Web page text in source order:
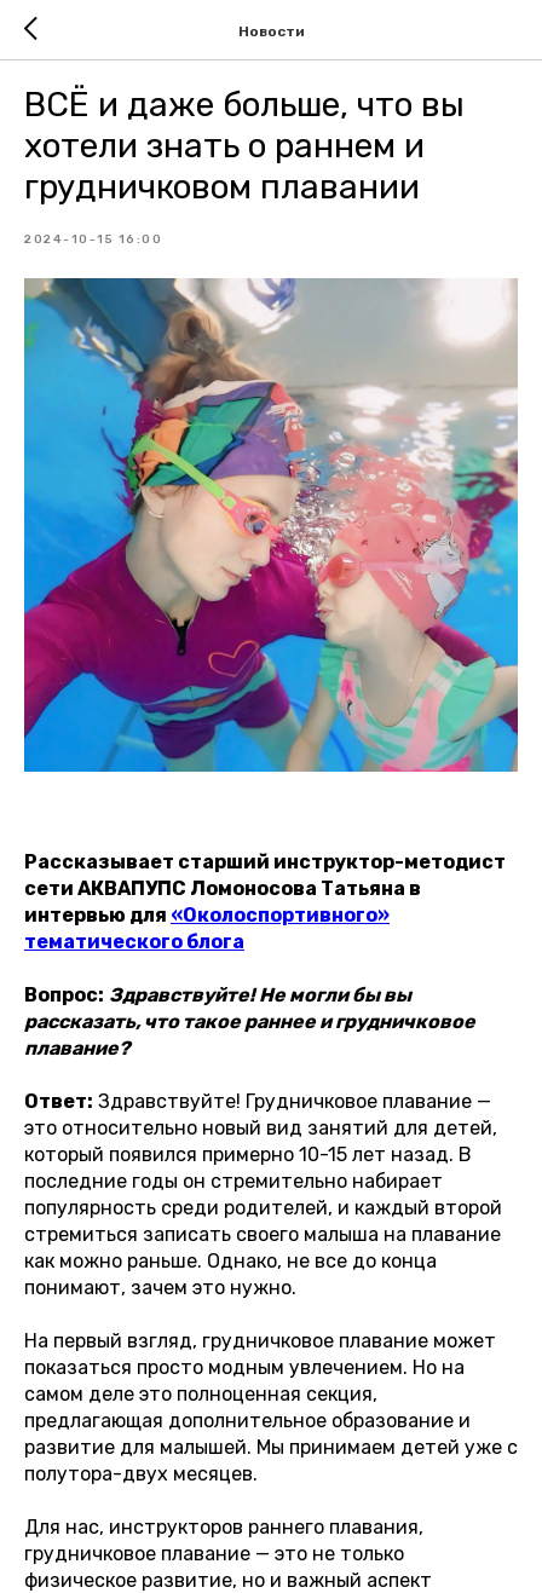
Новости
ВСЁ и даже больше, что вы
хотели знать о раннем и
грудничковом плавании
2024-10-15 16:00
Рассказывает старший инструктор-методист
сети АКВАПУПС Ломоносова Татьяна в
интервью для «Околоспортивного»
тематического блога
Вопрос: Здравствуйте! Не могли бы вы
рассказать, что такое раннее и грудничковое
плавание?
Ответ: Здравствуйте! Грудничковое плавание —
это относительно новый вид занятий для детей,
который появился примерно 10-15 лет назад. В
последние годы он стремительно набирает
популярность среди родителей, и каждый второй
стремиться записать своего малыша на плавание
как можно раньше. Однако, не все до конца
понимают, зачем это нужно.
На первый взгляд, грудничковое плавание может
показаться просто модным увлечением. Но на
самом деле это полноценная секция,
предлагающая дополнительное образование и
развитие для малышей. Мы принимаем детей уже с
полутора-двух месяцев.
Для нас, инструкторов раннего плавания,
грудничковое плавание — это не только
физическое развитие, но и важный аспект